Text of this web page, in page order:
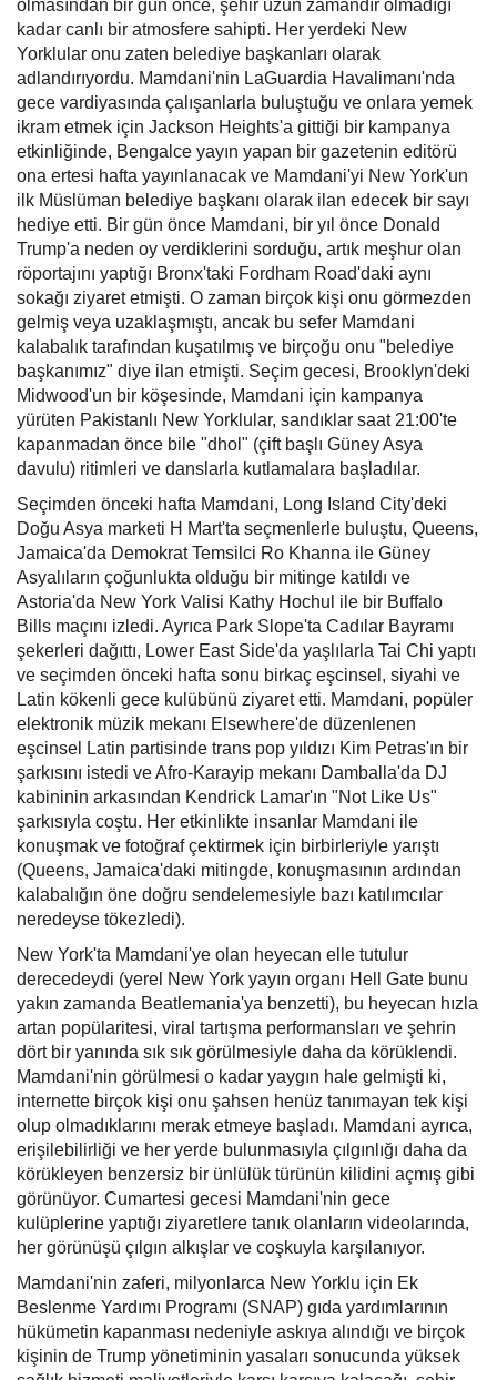
Dil
Turkish
olmasından bir gün önce, şehir uzun zamandır olmadığı
kadar canlı bir atmosfere sahipti. Her yerdeki New
Yorklular onu zaten belediye başkanları olarak
adlandırıyordu. Mamdani'nin LaGuardia Havalimanı'nda
gece vardiyasında çalışanlarla buluştuğu ve onlara yemek
ikram etmek için Jackson Heights'a gittiği bir kampanya
etkinliğinde, Bengalce yayın yapan bir gazetenin editörü
ona ertesi hafta yayınlanacak ve Mamdani'yi New York'un
ilk Müslüman belediye başkanı olarak ilan edecek bir sayı
hediye etti. Bir gün önce Mamdani, bir yıl önce Donald
Trump'a neden oy verdiklerini sorduğu, artık meşhur olan
röportajını yaptığı Bronx'taki Fordham Road'daki aynı
sokağı ziyaret etmişti. O zaman birçok kişi onu görmezden
gelmiş veya uzaklaşmıştı, ancak bu sefer Mamdani
kalabalık tarafından kuşatılmış ve birçoğu onu "belediye
başkanımız" diye ilan etmişti. Seçim gecesi, Brooklyn'deki
Midwood'un bir köşesinde, Mamdani için kampanya
yürüten Pakistanlı New Yorklular, sandıklar saat 21:00'te
kapanmadan önce bile "dhol" (çift başlı Güney Asya
davulu) ritimleri ve danslarla kutlamalara başladılar.
Seçimden önceki hafta Mamdani, Long Island City'deki
Doğu Asya marketi H Mart'ta seçmenlerle buluştu, Queens,
Jamaica'da Demokrat Temsilci Ro Khanna ile Güney
Asyalıların çoğunlukta olduğu bir mitinge katıldı ve
Astoria'da New York Valisi Kathy Hochul ile bir Buffalo
Bills maçını izledi. Ayrıca Park Slope'ta Cadılar Bayramı
şekerleri dağıttı, Lower East Side'da yaşlılarla Tai Chi yaptı
ve seçimden önceki hafta sonu birkaç eşcinsel, siyahi ve
Latin kökenli gece kulübünü ziyaret etti. Mamdani, popüler
elektronik müzik mekanı Elsewhere'de düzenlenen
eşcinsel Latin partisinde trans pop yıldızı Kim Petras'ın bir
şarkısını istedi ve Afro-Karayip mekanı Damballa'da DJ
kabininin arkasından Kendrick Lamar'ın "Not Like Us"
şarkısıyla coştu. Her etkinlikte insanlar Mamdani ile
konuşmak ve fotoğraf çektirmek için birbirleriyle yarıştı
(Queens, Jamaica'daki mitingde, konuşmasının ardından
kalabalığın öne doğru sendelemesiyle bazı katılımcılar
neredeyse tökezledi).
New York'ta Mamdani'ye olan heyecan elle tutulur
derecedeydi (yerel New York yayın organı Hell Gate bunu
yakın zamanda Beatlemania'ya benzetti), bu heyecan hızla
artan popülaritesi, viral tartışma performansları ve şehrin
dört bir yanında sık sık görülmesiyle daha da körüklendi.
Mamdani'nin görülmesi o kadar yaygın hale gelmişti ki,
internette birçok kişi onu şahsen henüz tanımayan tek kişi
olup olmadıklarını merak etmeye başladı. Mamdani ayrıca,
erişilebilirliği ve her yerde bulunmasıyla çılgınlığı daha da
körükleyen benzersiz bir ünlülük türünün kilidini açmış gibi
görünüyor. Cumartesi gecesi Mamdani'nin gece
kulüplerine yaptığı ziyaretlere tanık olanların videolarında,
her görünüşü çılgın alkışlar ve coşkuyla karşılanıyor.
Mamdani'nin zaferi, milyonlarca New Yorklu için Ek
Beslenme Yardımı Programı (SNAP) gıda yardımlarının
hükümetin kapanması nedeniyle askıya alındığı ve birçok
kişinin de Trump yönetiminin yasaları sonucunda yüksek